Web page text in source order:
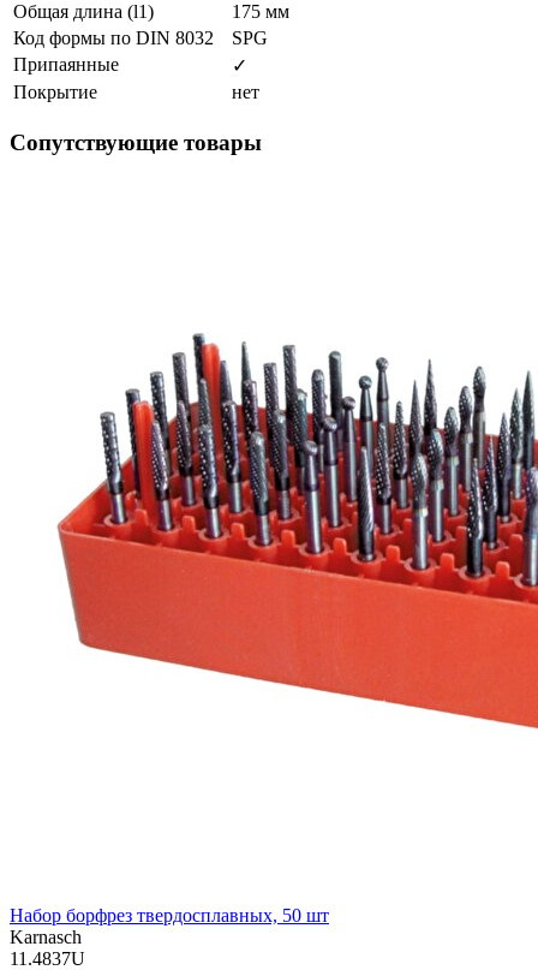
Общая длина (l1)
175 мм
Код формы по DIN 8032
SPG
Припаянные
✓
Покрытие
нет
Сопутствующие товары
Набор борфрез твердосплавных, 50 шт
Karnasch
11.4837U